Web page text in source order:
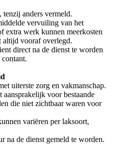
anders vermeld.
vervuiling van het
werk kunnen meerkosten
altijd vooraf overlegd.
direct na de dienst te worden
uiterste zorg en vakmanschap.
voor bestaande
die niet zichtbaar waren voor
variëren per laksoort,
na de dienst gemeld te worden.